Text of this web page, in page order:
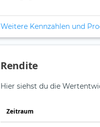
Weitere Kennzahlen und
Rendite
Hier siehst du die
Zeitraum